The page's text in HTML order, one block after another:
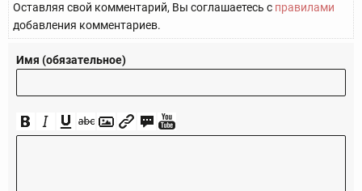
Оставляя свой комментарий, Вы соглашаетесь с правилами
добавления комментариев.
Имя (обязательное)